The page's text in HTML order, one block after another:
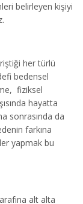
belirleyen kişiyi
her türlü
bedensel
fiziksel
hayatta
sonrasında da
farkına
yapmak bu
alt alta